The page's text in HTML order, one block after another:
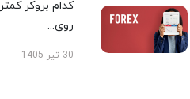
کدام بروکر
روی...
30 تیر 1405